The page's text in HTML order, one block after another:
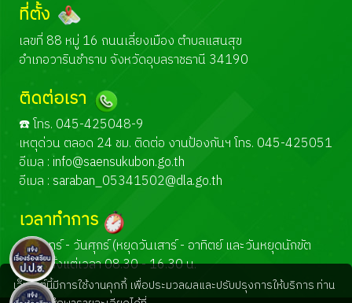
ที่ตั้ง
เลขที่ 88 หมู่ 16 ถนนเลี่ยงเมือง ตำบลแสนสุข
อำเภอวารินชำราบ จังหวัดอุบลราชธานี 34190
ติดต่อเรา
☎️ โทร. 045-425048-9
เหตุด่วน ตลอด 24 ชม. ติดต่อ งานป้องกันฯ โทร. 045-425051
อีเมล : info@saensukubon.go.th
อีเมล : saraban_05341502@dla.go.th
เวลาทำการ
วันจันทร์ - วันศุกร์ (หยุดวันเสาร์ - อาทิตย์ และวันหยุดนักขัต
ฤกษ์) ตั้งแต่เวลา 08.30 - 16.30 น.
เว็บไซต์นี้มีการใช้งานคุกกี้ เพื่อประมวลผลและปรับปรุงการให้บริการ ท่าน